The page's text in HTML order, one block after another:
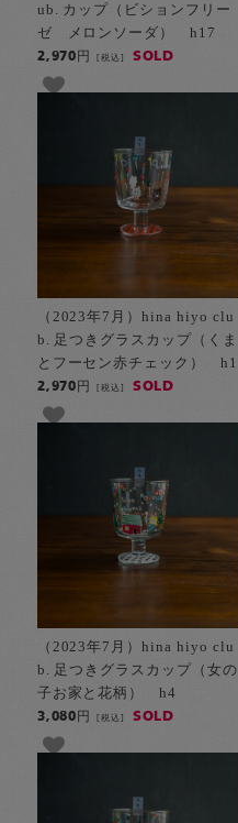
ub. カップ（ビションフリー
ゼ メロンソーダ） h17
2,970円[税込] SOLD
（2023年7月）hina hiyo clu
b. 足つきグラスカップ（くま
とフーセン赤チェック） h1
2,970円[税込] SOLD
（2023年7月）hina hiyo clu
b. 足つきグラスカップ（女の
子お家と花柄） h4
3,080円[税込] SOLD